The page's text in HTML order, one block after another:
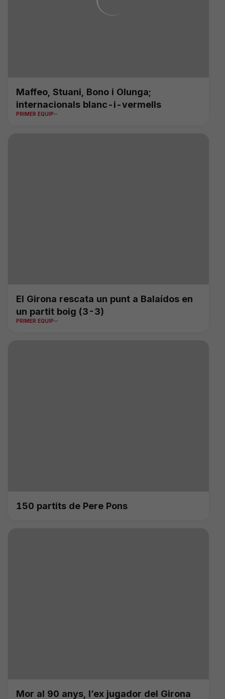
Maffeo, Stuani, Bono i Olunga;
internacionals blanc-i-vermells
PRIMER EQUIP
El Girona rescata un punt a Balaídos en
un partit boig (3-3)
PRIMER EQUIP
150 partits de Pere Pons
Mor al 90 anys, l’ex jugador del Girona